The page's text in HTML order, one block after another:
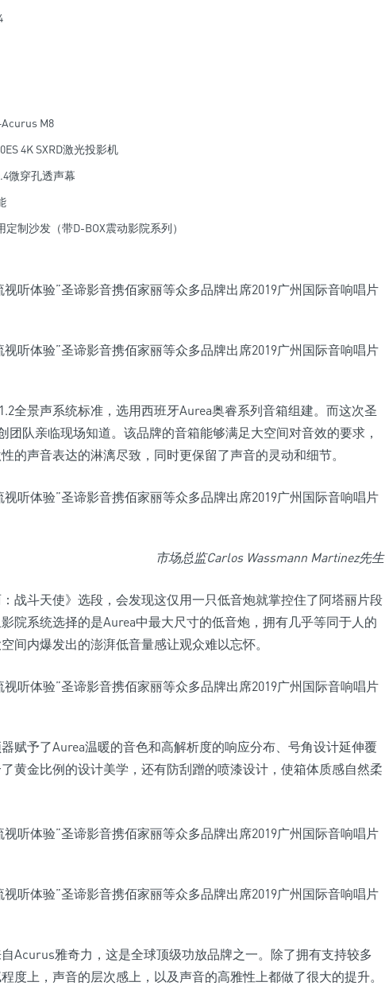
M8
4K SXRD激光投影机
微穿孔透声幕
制沙发（带D-BOX震动影院系列）
全景声系统标准，选用西班牙Aurea奥睿系列音箱组建。而这次圣
团队亲临现场知道。该品牌的音箱能够满足大空间对音效的要求，
的声音表达的淋漓尽致，同时更保留了声音的灵动和细节。
市场总监Carlos Wassmann Martinez先生
战斗天使》选段，会发现这仅用一只低音炮就掌控住了阿塔丽片段
院系统选择的是Aurea中最大尺寸的低音炮，拥有几乎等同于人的
间内爆发出的澎湃低音量感让观众难以忘怀。
赋予了Aurea温暖的音色和高解析度的响应分布、号角设计延伸覆
黄金比例的设计美学，还有防刮蹭的喷漆设计，使箱体质感自然柔
Acurus雅奇力，这是全球顶级功放品牌之一。除了拥有支持较多
度上，声音的层次感上，以及声音的高雅性上都做了很大的提升。